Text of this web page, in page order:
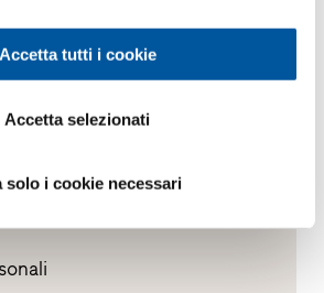
Accetta tutti i cookie
Accetta selezionati
solo i cookie necessari